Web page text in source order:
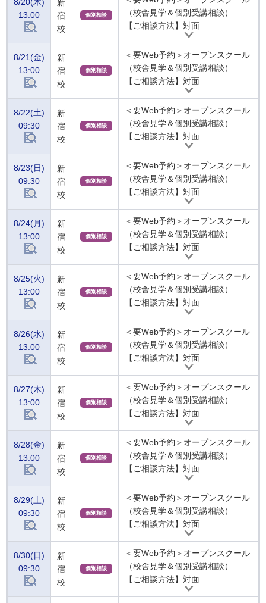
8/20(木)
13:00
新
宿
校
個別相談
（校舎見学＆個別受講相談）
【ご相談方法】対面
8/21(金)
13:00
新
宿
校
個別相談
＜要Web予約＞オープンスクール
（校舎見学＆個別受講相談）
【ご相談方法】対面
8/22(土)
09:30
新
宿
校
個別相談
＜要Web予約＞オープンスクール
（校舎見学＆個別受講相談）
【ご相談方法】対面
8/23(日)
09:30
新
宿
校
個別相談
＜要Web予約＞オープンスクール
（校舎見学＆個別受講相談）
【ご相談方法】対面
8/24(月)
13:00
新
宿
校
個別相談
＜要Web予約＞オープンスクール
（校舎見学＆個別受講相談）
【ご相談方法】対面
8/25(火)
13:00
新
宿
校
個別相談
＜要Web予約＞オープンスクール
（校舎見学＆個別受講相談）
【ご相談方法】対面
8/26(水)
13:00
新
宿
校
個別相談
＜要Web予約＞オープンスクール
（校舎見学＆個別受講相談）
【ご相談方法】対面
8/27(木)
13:00
新
宿
校
個別相談
＜要Web予約＞オープンスクール
（校舎見学＆個別受講相談）
【ご相談方法】対面
8/28(金)
13:00
新
宿
校
個別相談
＜要Web予約＞オープンスクール
（校舎見学＆個別受講相談）
【ご相談方法】対面
8/29(土)
09:30
新
宿
校
個別相談
＜要Web予約＞オープンスクール
（校舎見学＆個別受講相談）
【ご相談方法】対面
8/30(日)
09:30
新
宿
校
個別相談
＜要Web予約＞オープンスクール
（校舎見学＆個別受講相談）
【ご相談方法】対面